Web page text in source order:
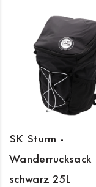
SK Sturm -
Wanderrucksack
schwarz 25L